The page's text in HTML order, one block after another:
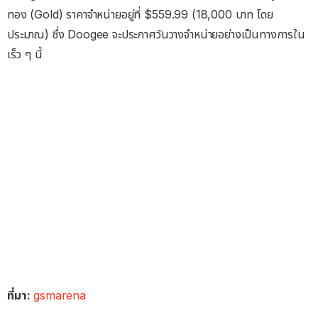
ทอง (Gold) ราคาจำหน่ายอยู่ที่ $559.99 (18,000 บาท โดย
ประมาณ) ซึ่ง Doogee จะประกาศวันวางจำหน่ายอย่างเป็นทางการใน
เร็ว ๆ นี้
ที่มา: gsmarena